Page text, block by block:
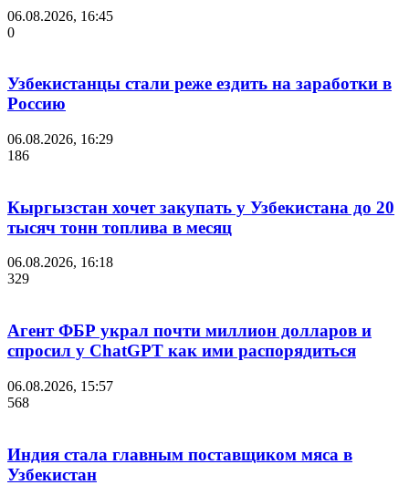
06.08.2026, 16:45
0
Узбекистанцы стали реже ездить на заработки в
Россию
06.08.2026, 16:29
186
Кыргызстан хочет закупать у Узбекистана до 20
тысяч тонн топлива в месяц
06.08.2026, 16:18
329
Агент ФБР украл почти миллион долларов и
спросил у ChatGPT как ими распорядиться
06.08.2026, 15:57
568
Индия стала главным поставщиком мяса в
Узбекистан